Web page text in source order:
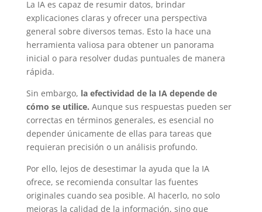
La IA es capaz de resumir datos, brindar
explicaciones claras y ofrecer una perspectiva
general sobre diversos temas. Esto la hace una
herramienta valiosa para obtener un panorama
inicial o para resolver dudas puntuales de manera
rápida.
Sin embargo, la efectividad de la IA depende de
cómo se utilice. Aunque sus respuestas pueden ser
correctas en términos generales, es esencial no
depender únicamente de ellas para tareas que
requieran precisión o un análisis profundo.
Por ello, lejos de desestimar la ayuda que la IA
ofrece, se recomienda consultar las fuentes
originales cuando sea posible. Al hacerlo, no solo
mejoras la calidad de la información, sino que